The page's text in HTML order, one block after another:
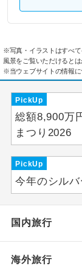
※写真・イラストはすべ
風景をご覧いただけると
※当ウェブサイトの情報に
PickUp
総額8,900万
まつり2026
PickUp
今年のシルバ
国内旅行
海外旅行